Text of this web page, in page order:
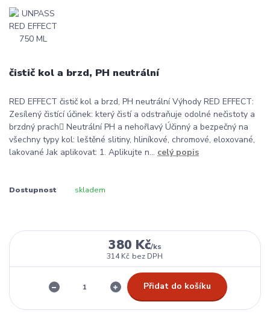
čistič kol a brzd, PH neutrální
RED EFFECT čistič kol a brzd, PH neutrální Výhody RED EFFECT:
Zesílený čistící účinek: který čistí a odstraňuje odolné nečistoty a
brzdný prach Neutrální PH a nehořlavý Účinný a bezpečný na
všechny typy kol: leštěné slitiny, hliníkové, chromové, eloxované,
lakované Jak aplikovat: 1. Aplikujte n... celý popis
Dostupnost skladem
380 Kč/ks
314 Kč bez DPH
Přidat do košíku